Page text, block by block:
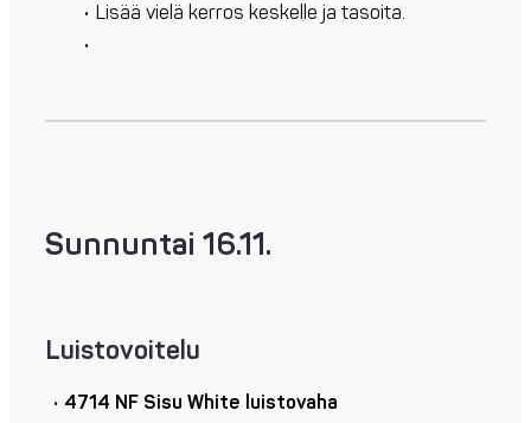
Lisää vielä kerros keskelle ja tasoita.
Sunnuntai 16.11.
Luistovoitelu
4714 NF Sisu White luistovaha